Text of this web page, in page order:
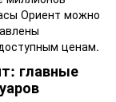
Ориент можно
ценам.
главные